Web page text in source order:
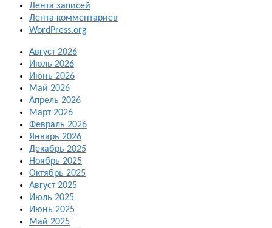
Лента записей
Лента комментариев
WordPress.org
Август 2026
Июль 2026
Июнь 2026
Май 2026
Апрель 2026
Март 2026
Февраль 2026
Январь 2026
Декабрь 2025
Ноябрь 2025
Октябрь 2025
Август 2025
Июль 2025
Июнь 2025
Май 2025